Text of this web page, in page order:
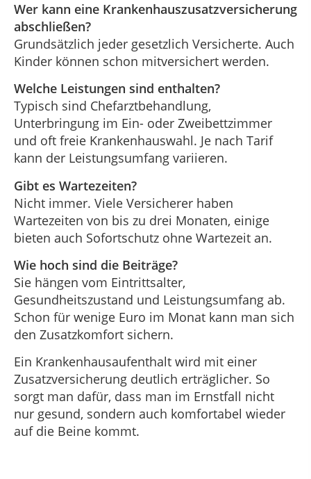
Wer kann eine Krankenhauszusatz­versicherung
abschließen?
Grundsätzlich jeder gesetzlich Versicherte. Auch
Kinder können schon mitversichert werden.
Welche Leistungen sind enthalten?
Typisch sind Chefarztbehandlung,
Unterbringung im Ein- oder Zweibettzimmer
und oft freie Krankenhauswahl. Je nach Tarif
kann der Leistungsumfang variieren.
Gibt es Wartezeiten?
Nicht immer. Viele Versicherer haben
Wartezeiten von bis zu drei Monaten, einige
bieten auch Sofortschutz ohne Wartezeit an.
Wie hoch sind die Beiträge?
Sie hängen vom Eintrittsalter,
Gesundheitszustand und Leistungsumfang ab.
Schon für wenige Euro im Monat kann man sich
den Zusatzkomfort sichern.
Ein Krankenhausaufenthalt wird mit einer
Zusatzversicherung deutlich erträglicher. So
sorgt man dafür, dass man im Ernstfall nicht
nur gesund, sondern auch komfortabel wieder
auf die Beine kommt.